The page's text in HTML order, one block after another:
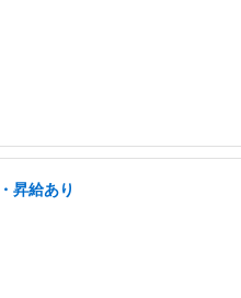
昇給あり